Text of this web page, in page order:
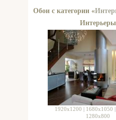
Обои с категории «
Интерьеры
1920x1200 | 1680x1050
1280x800